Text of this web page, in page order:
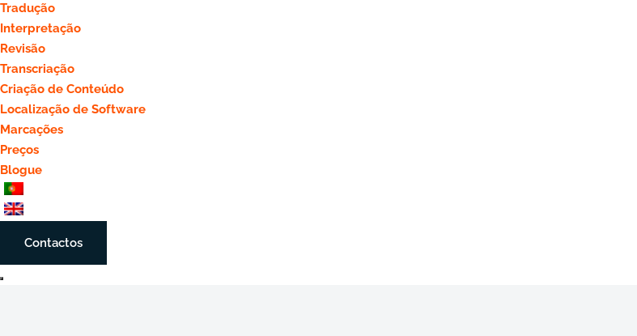
Tradução
Interpretação
Revisão
Transcriação
Criação de Conteúdo
Localização de Software
Marcações
Preços
Blogue
Contactos